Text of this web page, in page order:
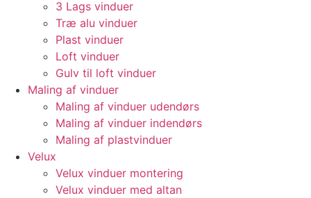
3 Lags vinduer
Træ alu vinduer
Plast vinduer
Loft vinduer
Gulv til loft vinduer
Maling af vinduer
Maling af vinduer udendørs
Maling af vinduer indendørs
Maling af plastvinduer
Velux
Velux vinduer montering
Velux vinduer med altan